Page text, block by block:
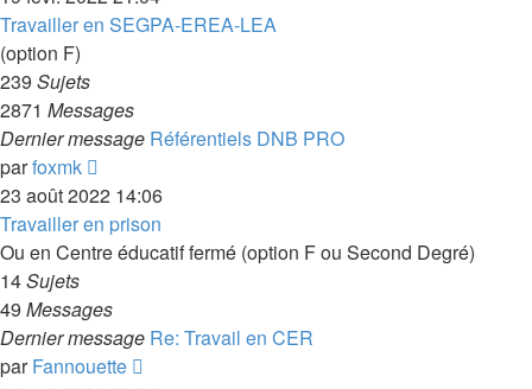
dernier
Travailler en SEGPA-EREA-LEA
(option F)
239 Sujets
2871 Messages
Dernier message Référentiels DNB PRO
parfoxmk
le
dernier
message
23 août 2022 14:06
Travailler en prison
Ou en Centre éducatif fermé (option F ou Second Degré)
14Sujets
49 Messages
Dernier message Re: Travail en CER
parFannouette